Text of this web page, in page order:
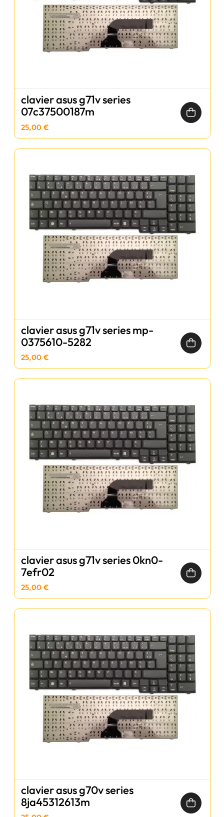
clavier asus g71v series
07c37500187m
25,00 €
clavier asus g71v series mp-
0375610-5282
25,00 €
clavier asus g71v series 0kn0-
7efr02
25,00 €
clavier asus g70v series
8ja45312613m